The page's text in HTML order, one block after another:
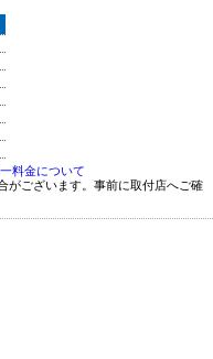
料金について
がございます。事前に取付店へご確